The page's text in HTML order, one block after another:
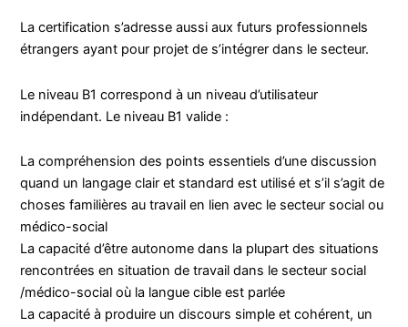
La certification s’adresse aussi aux futurs professionnels
étrangers ayant pour projet de s’intégrer dans le secteur.
Le niveau B1 correspond à un niveau d’utilisateur
indépendant. Le niveau B1 valide :
La compréhension des points essentiels d’une discussion
quand un langage clair et standard est utilisé et s’il s’agit de
choses familières au travail en lien avec le secteur social ou
médico-social
La capacité d’être autonome dans la plupart des situations
rencontrées en situation de travail dans le secteur social
/médico-social où la langue cible est parlée
La capacité à produire un discours simple et cohérent, un